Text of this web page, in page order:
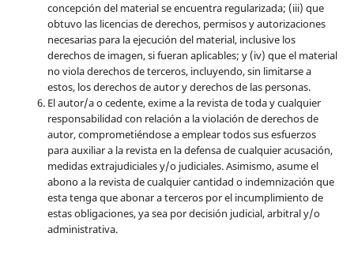
concepción del material se encuentra regularizada; (iii) que
obtuvo las licencias de derechos, permisos y autorizaciones
necesarias para la ejecución del material, inclusive los
derechos de imagen, si fueran aplicables; y (iv) que el material
no viola derechos de terceros, incluyendo, sin limitarse a
estos, los derechos de autor y derechos de las personas.
El autor/a o cedente, exime a la revista de toda y cualquier
responsabilidad con relación a la violación de derechos de
autor, comprometiéndose a emplear todos sus esfuerzos
para auxiliar a la revista en la defensa de cualquier acusación,
medidas extrajudiciales y/o judiciales. Asimismo, asume el
abono a la revista de cualquier cantidad o indemnización que
esta tenga que abonar a terceros por el incumplimiento de
estas obligaciones, ya sea por decisión judicial, arbitral y/o
administrativa.